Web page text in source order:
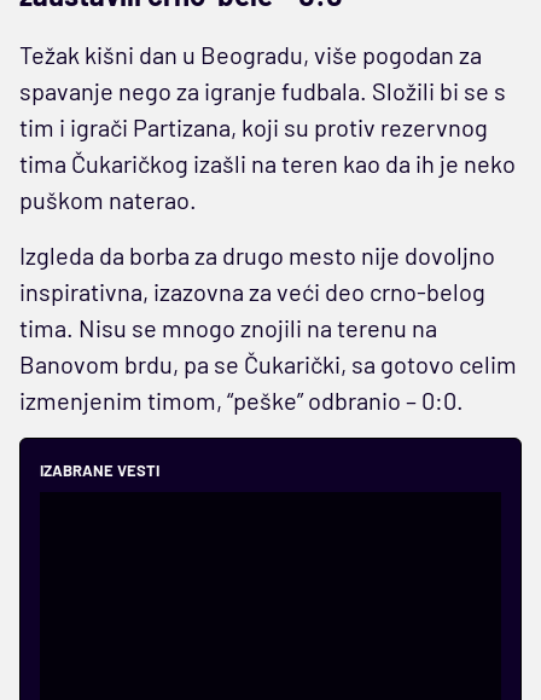
Težak kišni dan u Beogradu, više pogodan za
spavanje nego za igranje fudbala. Složili bi se s
tim i igrači Partizana, koji su protiv rezervnog
tima Čukaričkog izašli na teren kao da ih je neko
puškom naterao.
Izgleda da borba za drugo mesto nije dovoljno
inspirativna, izazovna za veći deo crno-belog
tima. Nisu se mnogo znojili na terenu na
Banovom brdu, pa se Čukarički, sa gotovo celim
izmenjenim timom, “peške” odbranio – 0:0.
IZABRANE VESTI